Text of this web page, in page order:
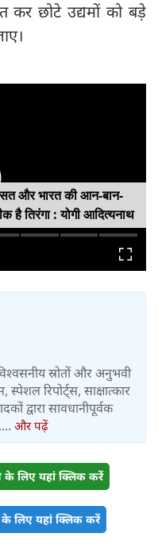
कर छोटे उद्यमों को बड़े
और भारत की आन-बान-
है तिरंगा : योगी आदित्यनाथ
स्रोतों और अनुभवी
स्पेशल रिपोर्ट्स, साक्षात्कार
द्वारा सावधानीपूर्वक
और पढ़ें
के लिए यहां क्लिक करें
लिए यहां क्लिक करें